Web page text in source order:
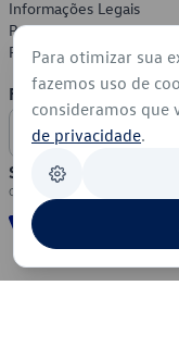
Informações Legais
Política de Privacidade
Política de Cookies
Formas de
Segurança
Para otimizar sua
fazemos uso de
consideramos que
de privacidade.